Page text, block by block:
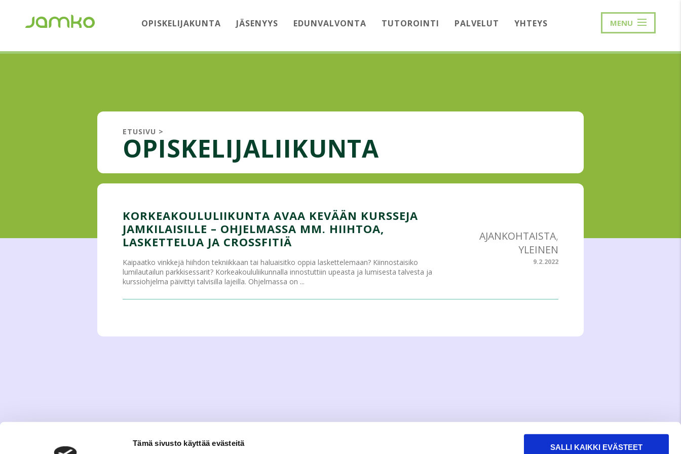
Tämä sivusto käyttää evästeitä SALLI KAIKKI EVÄSTEET
OPISKELIJAKUNTA JÄSENYYS EDUNVALVONTA TUTOROINTI PALVELUT YHTEYS MENU
ETUSIVU >
OPISKELIJALIIKUNTA
KORKEAKOULULIIKUNTA AVAA KEVÄÄN KURSSEJA
JAMKILAISILLE – OHJELMASSA MM. HIIHTOA,
LASKETTELUA JA CROSSFITIÄ
Kaipaatko vinkkejä hiihdon tekniikkaan tai haluaisitko oppia laskettelemaan? Kiinnostaisiko
lumilautailun parkkisessarit? Korkeakoululiikunnalla innostuttiin upeasta ja lumisesta talvesta ja
kurssiohjelma päivittyi talvisilla lajeilla. Ohjelmassa on ...
AJANKOHTAISTA,
YLEINEN
9.2.2022